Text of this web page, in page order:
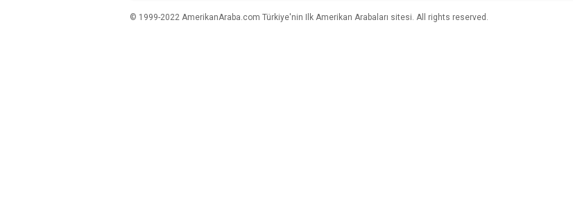
© 1999-2022 AmerikanAraba.com Türkiye'nin Ilk Amerikan Arabaları sitesi. All rights reserved.